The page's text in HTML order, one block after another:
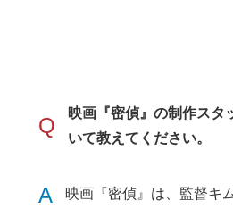
Q
映画『密偵』の制作スタ
いて教えてください。
A
映画『密偵』は、監督キ